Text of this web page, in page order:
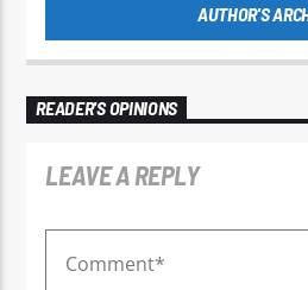
AUTHOR'S
READER'S OPINIONS
LEAVE A REPLY